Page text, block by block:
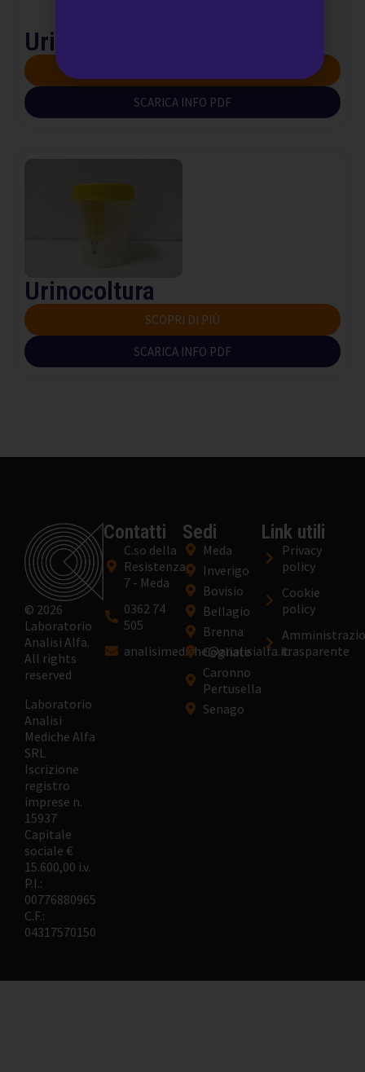
Urinocoltura lattanti
SCARICA INFO PDF
Urinocoltura
SCOPRI DI PIÙ
SCARICA INFO PDF
© 2026
Laboratorio
Analisi Alfa.
All rights
reserved
Laboratorio
Analisi
Mediche Alfa
SRL
Iscrizione
registro
imprese n.
15937
Capitale
sociale €
15.600,00 i.v.
P.I.:
00776880965
C.F.:
04317570150
Contatti
C.so della
Resistenza,
7 - Meda
0362 74
505
analisimediche@analisialfa.it
Sedi
Meda
Inverigo
Bovisio
Bellagio
Brenna
Cogliate
Caronno
Pertusella
Senago
Link utili
Privacy
policy
Cookie
policy
trasparente